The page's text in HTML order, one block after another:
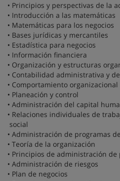
• Principios y perspectivas de la
• Introducción a las matemáticas
• Matemáticas para los negocios
• Bases jurídicas y mercantiles
• Estadística para negocios
• Información financiera
• Organización y estructuras
• Contabilidad administrativa y
• Comportamiento organizacional
• Planeación y control
• Administración del capital
• Relaciones individuales de
social
• Administración de programas
• Teoría de la organización
• Principios de administración de
• Administración de riesgos
• Plan de negocios